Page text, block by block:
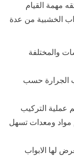
مهمة القيام
الخشبية من عدة
والمختلفة
الجرارة حسب
عملية التركيب
مواد ومعدات تسهل
لها الابواب